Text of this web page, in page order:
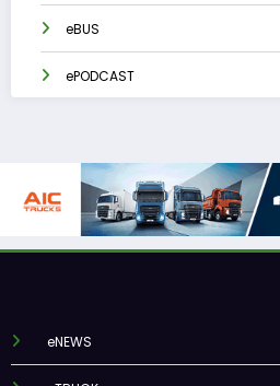
eBUS
ePODCAST
eNEWS